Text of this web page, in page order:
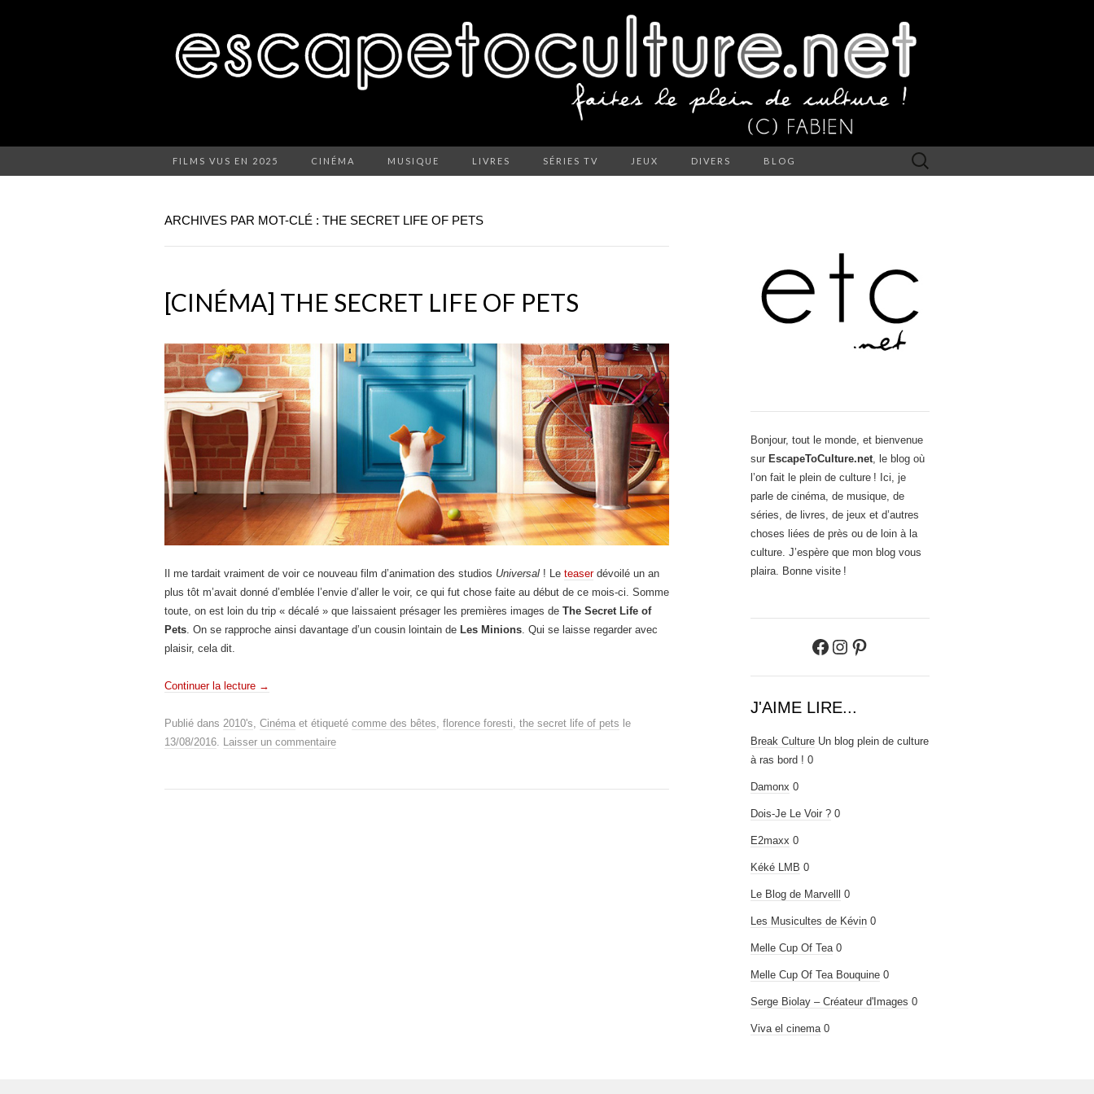
FILMS VUS EN 2025 CINÉMA MUSIQUE LIVRES SÉRIES TV JEUX DIVERS BLOG Rechercher :
ARCHIVES PAR MOT-CLÉ : THE SECRET LIFE OF PETS
[CINÉMA] THE SECRET LIFE OF PETS
Il me tardait vraiment de voir ce nouveau film d’animation des studios Universal ! Le teaserdévoilé un an
plus tôt m’avait donné d’emblée l’envie d’aller le voir, ce qui fut chose faite au début de ce mois-ci. Somme
toute, on est loin du trip « décalé » que laissaient présager les premières images de The Secret Life of
Pets . On se rapproche ainsi davantage d’un cousin lointain de Les Minions . Qui se laisse regarder avec
plaisir, cela dit.
Continuer la lecture →
Publié dans 2010's Cinéma et étiqueté comme des bêtes florence foresti the secret life of pets le
13/08/2016
Laisser un commentaire
Bonjour, tout le monde, et bienvenue
sur EscapeToCulture.net , le blog où
l’on fait le plein de culture ! Ici, je
parle de cinéma, de musique, de
séries, de livres, de jeux et d’autres
choses liées de près ou de loin à la
culture. J’espère que mon blog vous
plaira. Bonne visite !
Facebook
Instagram
Pinterest
J'AIME LIRE...
Break Culture Un blog plein de culture
à ras bord ! 0
Damonx 0
Dois-Je Le Voir ? 0
E2maxx 0
Kéké LMB 0
Le Blog de Marvelll 0
Les Musicultes de Kévin 0
Melle Cup Of Tea 0
Melle Cup Of Tea Bouquine 0
Serge Biolay – Créateur d'Images 0
Viva el cinema 0